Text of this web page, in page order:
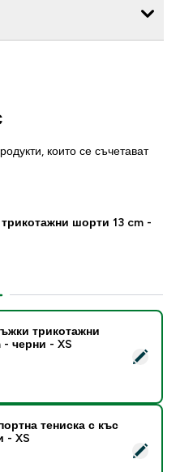
които се съчетават
шорти 13 cm -
Active Мъжки трикотажни
трикотажни
- черни - XS
Мъжка спортна тениска с
тениска с къс
- XS